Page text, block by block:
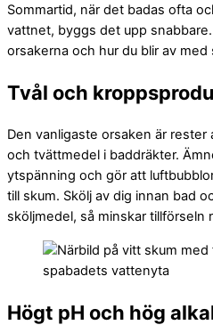
Sommartid, när det badas ofta
vattnet, byggs det upp
orsakerna och hur du blir av med
Tvål och
Den vanligaste orsaken är
och tvättmedel i baddräkter.
ytspänning och gör att
till skum. Skölj av dig innan bad
sköljmedel, så minskar tillförseln
Högt pH och hög